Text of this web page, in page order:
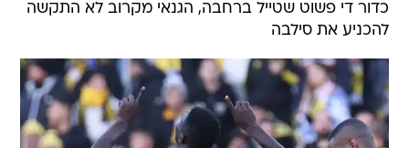
כדור די פשוט שטייל ברחבה, הגנאי מקרוב לא התקשה
להכניע את סילבה